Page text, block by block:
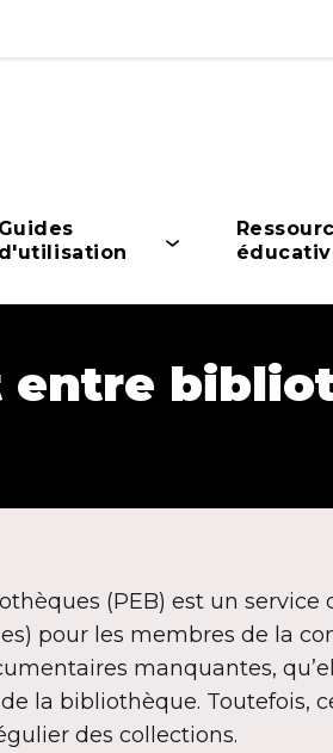
Ouvrir
Guides
d'utilisation
Ouvrir
entre
(PEB) est un
pour les membres de la
manquantes,
la bibliothèque. Toutefois,
des collections.